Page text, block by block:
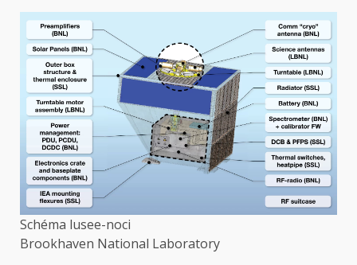
Schéma lusee-noci
Brookhaven National Laboratory